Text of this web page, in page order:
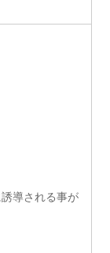
導される事が